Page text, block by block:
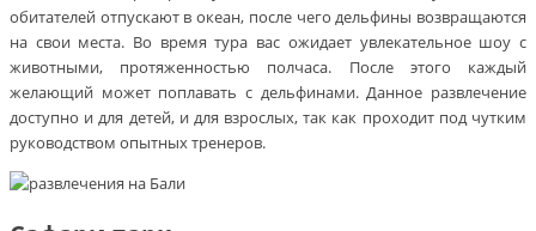
обитателей отпускают в океан, после чего дельфины возвращаются
на свои места. Во время тура вас ожидает увлекательное шоу с
животными, протяженностью полчаса. После этого каждый
желающий может поплавать с дельфинами. Данное развлечение
доступно и для детей, и для взрослых, так как проходит под чутким
руководством опытных тренеров.